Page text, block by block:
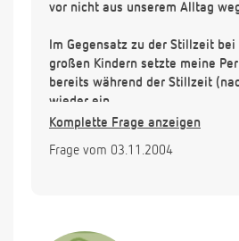
vor nicht aus unserem Alltag
Im Gegensatz zu der Stillzeit
großen Kindern setzte meine
bereits während der Stillzeit
wieder ein.
Blutungen (teilweise auch nur
Vielen Dank für Ihre Antwort und
Komplette Frage anzeigen
Frage vom 03.11.2004